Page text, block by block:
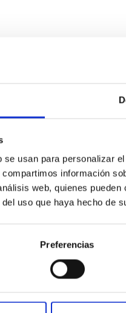
usan para personalizar
información
web, quienes
uso que haya hecho de
Preferencias
and diversity